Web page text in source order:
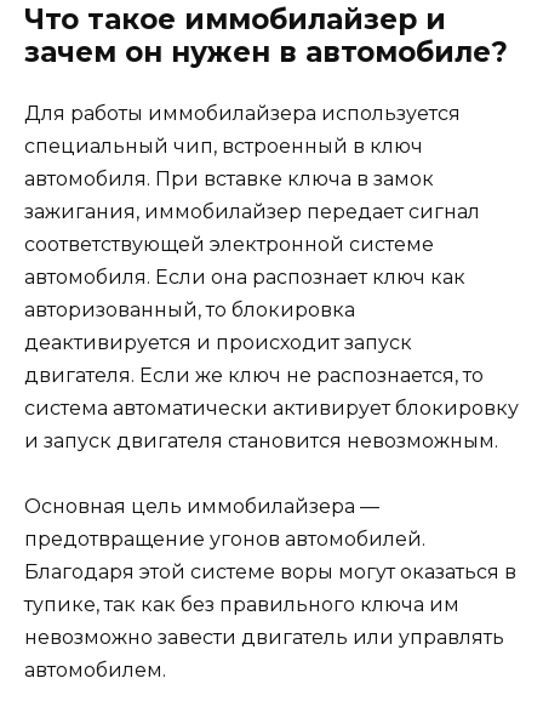
Что такое иммобилайзер и
зачем он нужен в автомобиле?
Для работы иммобилайзера используется
специальный чип, встроенный в ключ
автомобиля. При вставке ключа в замок
зажигания, иммобилайзер передает сигнал
соответствующей электронной системе
автомобиля. Если она распознает ключ как
авторизованный, то блокировка
деактивируется и происходит запуск
двигателя. Если же ключ не распознается, то
система автоматически активирует блокировку
и запуск двигателя становится невозможным.
Основная цель иммобилайзера —
предотвращение угонов автомобилей.
Благодаря этой системе воры могут оказаться в
тупике, так как без правильного ключа им
невозможно завести двигатель или управлять
автомобилем.